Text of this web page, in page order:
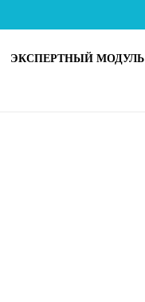
ЭКСПЕРТНЫЙ МОДУЛЬ